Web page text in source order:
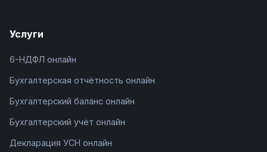
Услуги
6-НДФЛ онлайн
Бухгалтерская отчётность онлайн
Бухгалтерский баланс онлайн
Бухгалтерский учёт онлайн
Декларация УСН онлайн